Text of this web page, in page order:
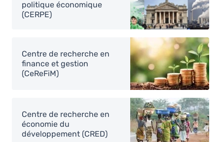
politique économique
(CERPE)
Image
Centre de recherche en
finance et gestion
(CeReFiM)
Image
Centre de recherche en
économie du
développement (CRED)